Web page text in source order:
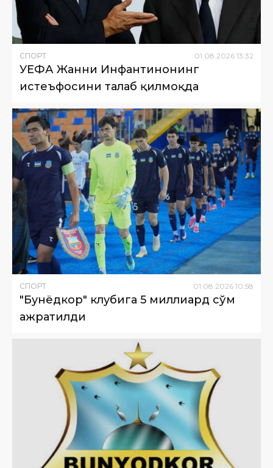
СПОРТ 01.08.2026 13:32
УЕФА Жанни Инфантинонинг
истеъфосини талаб қилмоқда
СПОРТ 01.08.2026 10:58
"Бунёдкор" клубига 5 миллиард сўм
ажратилди